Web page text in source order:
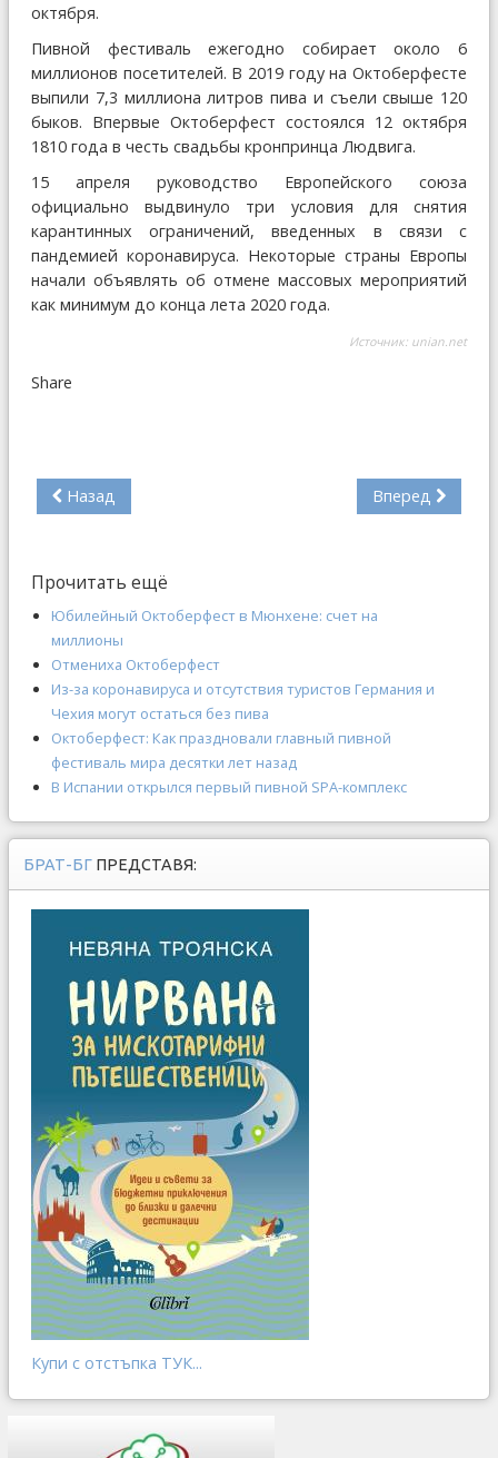
октября.
Пивной фестиваль ежегодно собирает около 6
миллионов посетителей. В 2019 году на Октоберфесте
выпили 7,3 миллиона литров пива и съели свыше 120
быков. Впервые Октоберфест состоялся 12 октября
1810 года в честь свадьбы кронпринца Людвига.
15 апреля руководство Европейского союза
официально выдвинуло три условия для снятия
карантинных ограничений, введенных в связи с
пандемией коронавируса. Некоторые страны Европы
начали объявлять об отмене массовых мероприятий
как минимум до конца лета 2020 года.
Источник: unian.net
Share
Назад Вперед
Прочитать ещё
Юбилейный Октоберфест в Мюнхене: счет на
миллионы
Отмениха Октоберфест
Из-за коронавируса и отсутствия туристов Германия и
Чехия могут остаться без пива
Октоберфест: Как праздновали главный пивной
фестиваль мира десятки лет назад
В Испании открылся первый пивной SPA-комплекс
БРАТ-БГ ПРЕДСТАВЯ:
Купи с отстъпка ТУК...